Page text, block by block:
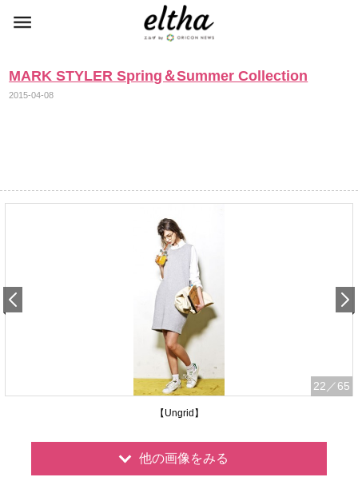
MARK STYLER Spring＆Summer Collection
2015-04-08
22 ／65
【Ungrid】
他の画像をみる